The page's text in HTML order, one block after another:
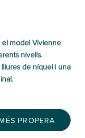
model Vivienne
nivells.
de níquel i una
PROPERA